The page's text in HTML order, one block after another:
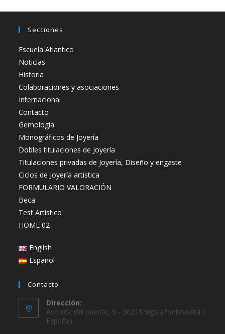
Secciones
Escuela Atlantico
Noticias
Historia
Colaboraciones y asociaciones
Internacional
Contacto
Gemología
Monográficos de Joyería
Dobles titulaciones de Joyería
Titulaciones privadas de Joyería, Diseño y engaste
Ciclos de Joyería artistica
FORMULARIO VALORACIÓN
Beca
Test Artístico
HOME 02
English
Español
Contacto
Dirección:
Avenida del puente, 9 - 36215 Vigo (Pontevedra /
España)